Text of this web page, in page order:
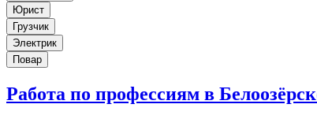
Юрист
Грузчик
Электрик
Повар
Работа по профессиям в